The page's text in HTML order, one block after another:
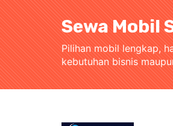
Sewa Mobil
Pilihan mobil lengkap,
kebutuhan bisnis